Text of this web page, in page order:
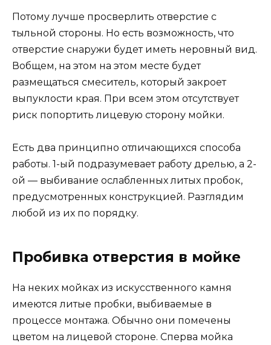
Потому лучше просверлить отверстие с
тыльной стороны. Но есть возможность, что
отверстие снаружи будет иметь неровный вид.
Вобщем, на этом на этом месте будет
размещаться смеситель, который закроет
выпуклости края. При всем этом отсутствует
риск попортить лицевую сторону мойки.
Есть два принципно отличающихся способа
работы. 1-ый подразумевает работу дрелью, а 2-
ой — выбивание ослабленных литых пробок,
предусмотренных конструкцией. Разглядим
любой из их по порядку.
Пробивка отверстия в мойке
На неких мойках из искусственного камня
имеются литые пробки, выбиваемые в
процессе монтажа. Обычно они помечены
цветом на лицевой стороне. Сперва мойка